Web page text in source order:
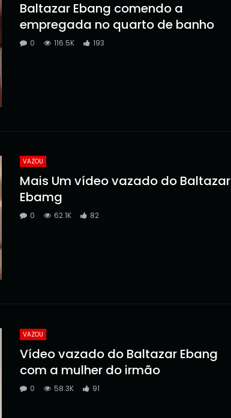
Baltazar Ebang comendo a
empregada no quarto de banho
0 116.5K 193
Watch Later
VAZOU
Mais Um vídeo vazado do Baltazar
Ebamg
0 62.1K 82
VAZOU
Vídeo vazado do Baltazar Ebang
com a mulher do irmão
0 58.3K 91